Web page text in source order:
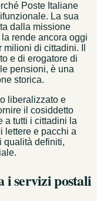
Poste Italiane
La sua
dalla missione
rende ancora oggi
di cittadini. Il
e di erogatore di
pensioni, è una
storica.
liberalizzato e
il cosiddetto
a tutti i cittadini la
lettere e pacchi a
qualità definiti,
servizi postali